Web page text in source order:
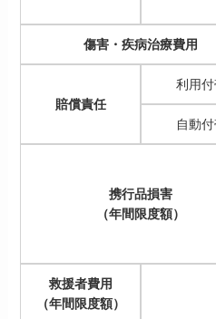
傷害・疾病治療費用
賠償責任
利用
自動
携行品損害
（年間限度額）
救援者費用
（年間限度額）